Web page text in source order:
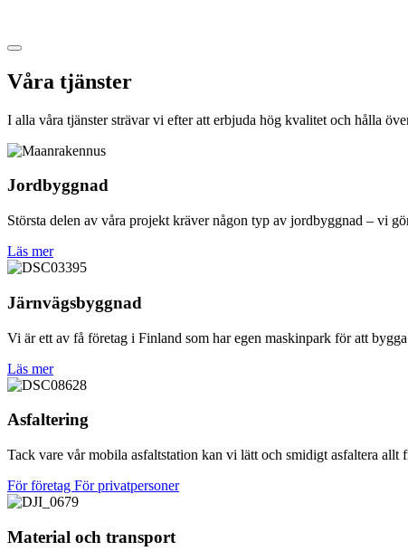
Våra tjänster
I alla våra tjänster strävar vi efter att erbjuda hög kvalitet och hålla
Jordbyggnad
Största delen av våra projekt kräver någon typ av jordbyggnad – vi
Läs mer
Järnvägsbyggnad
Vi är ett av få företag i Finland som har egen maskinpark för att
Läs mer
Asfaltering
Tack vare vår mobila asfaltstation kan vi lätt och smidigt asfaltera allt
För företag För privatpersoner
Material och transport